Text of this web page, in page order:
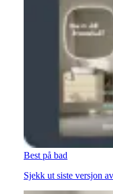
Best på bad
Sjekk ut siste versjon